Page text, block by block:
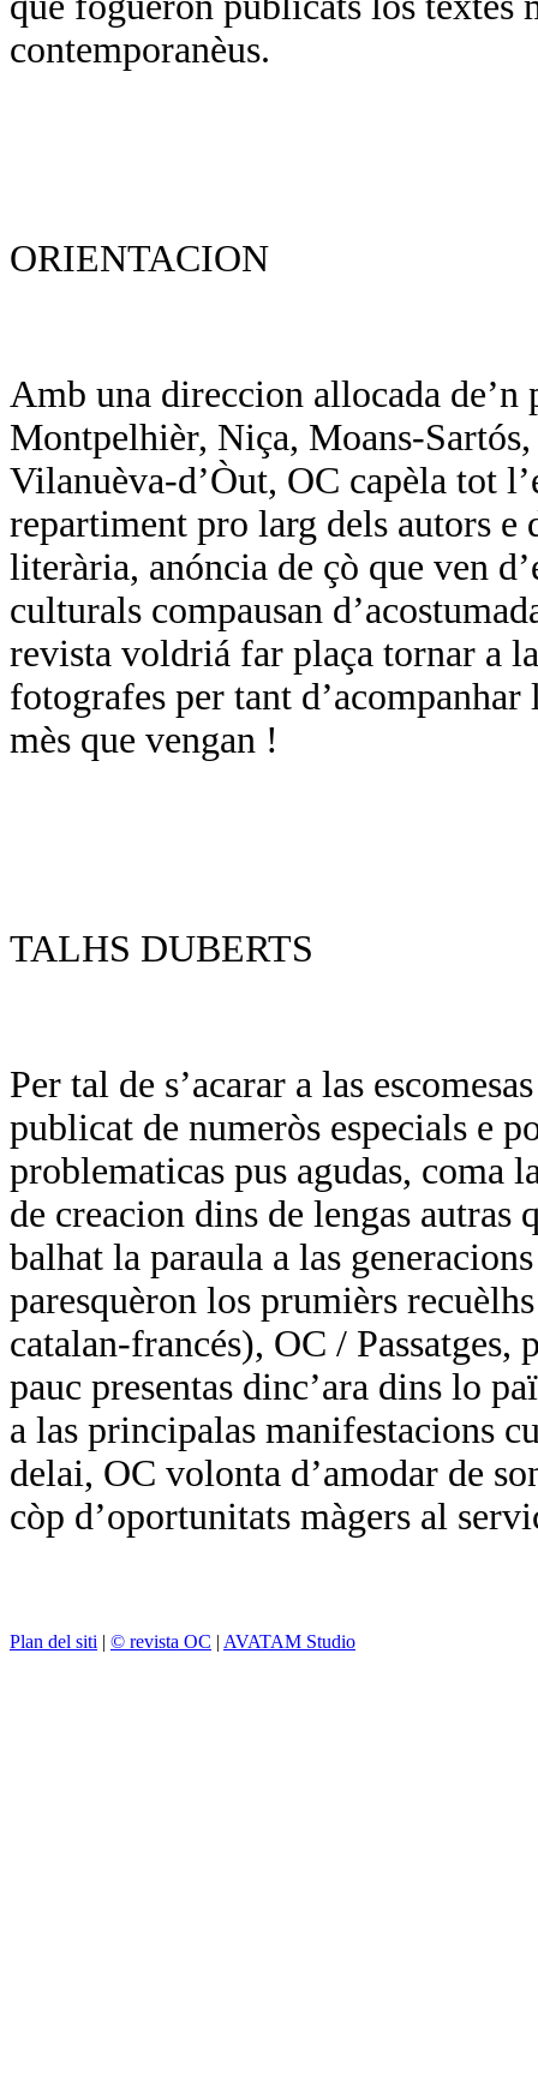
contemporanèus.
ORIENTACION
Amb una direccion allocada
Montpelhièr, Niça, Moans-
Vilanuèva-d’Òut, OC capèla tot
repartiment pro larg dels autors e
literària, anóncia de çò que ven
culturals compausan
revista voldriá far plaça tornar a
fotografes per tant
mès que vengan !
TALHS DUBERTS
Per tal de s’acarar a las
publicat de numeròs especials e
problematicas pus agudas, coma
de creacion dins de lengas autras
balhat la paraula a las
paresquèron los prumièrs
catalan-francés), OC / Passatges,
pauc presentas dinc’ara dins lo
a las principalas manifestacions
delai, OC volonta d’amodar de
còp d’oportunitats màgers al
Plan del siti | © revista OC | AVATAM Studio